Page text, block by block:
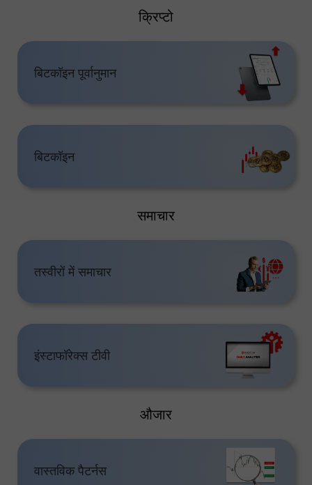
क्रिप्टो
बिटकॉइन पूर्वानुमान
बिटकॉइन
समाचार
तस्वीरों में समाचार
इंस्टाफॉरेक्स टीवी
औजार
वास्तविक पैटर्नस